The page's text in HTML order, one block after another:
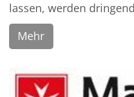
lassen, werden
Mehr